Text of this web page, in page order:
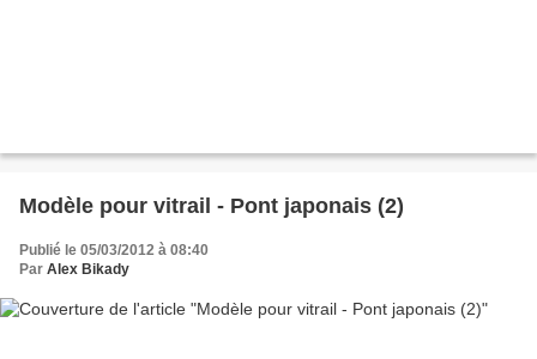
Modèle pour vitrail - Pont japonais (2)
Publié le 05/03/2012 à 08:40
Par Alex Bikady